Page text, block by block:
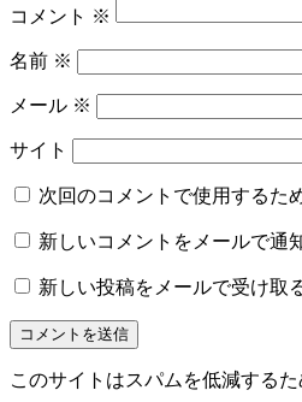
コメント ※
名前 ※
メール ※
サイト
次回のコメントで使用するた
新しいコメントをメールで通
新しい投稿をメールで受け取
このサイトはスパムを低減するた